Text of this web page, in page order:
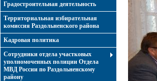
Градостроительная деятельность
Территориальная избирательная
комиссия Раздольненского района
Кадровая политика
Сотрудники отдела участковых
уполномоченных полиции Отдела
МВД России по Раздольненскому
району